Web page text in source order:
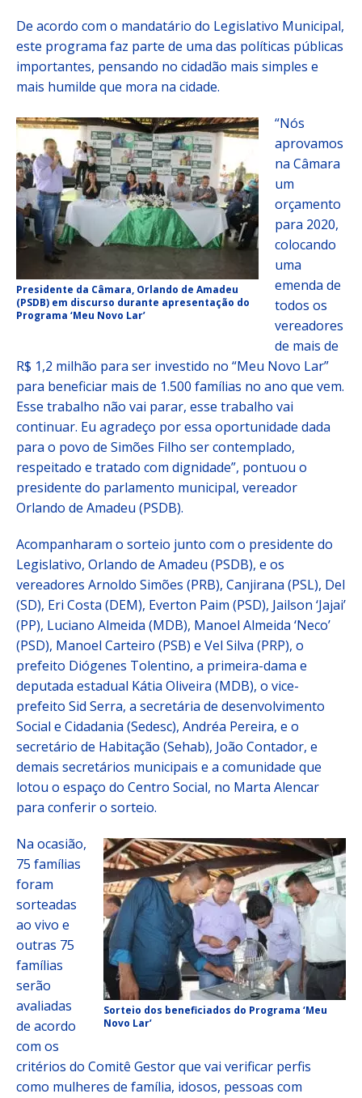
De acordo com o mandatário do Legislativo Municipal,
este programa faz parte de uma das políticas públicas
importantes, pensando no cidadão mais simples e
mais humilde que mora na cidade.
Presidente da Câmara, Orlando de Amadeu
(PSDB) em discurso durante apresentação do
Programa ‘Meu Novo Lar’
“Nós
aprovamos
na Câmara
um
orçamento
para 2020,
colocando
uma
emenda de
todos os
vereadores
de mais de
R$ 1,2 milhão para ser investido no “Meu Novo Lar”
para beneficiar mais de 1.500 famílias no ano que vem.
Esse trabalho não vai parar, esse trabalho vai
continuar. Eu agradeço por essa oportunidade dada
para o povo de Simões Filho ser contemplado,
respeitado e tratado com dignidade”, pontuou o
presidente do parlamento municipal, vereador
Orlando de Amadeu (PSDB).
Acompanharam o sorteio junto com o presidente do
Legislativo, Orlando de Amadeu (PSDB), e os
vereadores Arnoldo Simões (PRB), Canjirana (PSL), Del
(SD), Eri Costa (DEM), Everton Paim (PSD), Jailson ‘Jajai’
(PP), Luciano Almeida (MDB), Manoel Almeida ‘Neco’
(PSD), Manoel Carteiro (PSB) e Vel Silva (PRP), o
prefeito Diógenes Tolentino, a primeira-dama e
deputada estadual Kátia Oliveira (MDB), o vice-
prefeito Sid Serra, a secretária de desenvolvimento
Social e Cidadania (Sedesc), Andréa Pereira, e o
secretário de Habitação (Sehab), João Contador, e
demais secretários municipais e a comunidade que
lotou o espaço do Centro Social, no Marta Alencar
para conferir o sorteio.
Sorteio dos beneficiados do Programa ‘Meu
Novo Lar’
Na ocasião,
75 famílias
foram
sorteadas
ao vivo e
outras 75
famílias
serão
avaliadas
de acordo
com os
critérios do Comitê Gestor que vai verificar perfis
como mulheres de família, idosos, pessoas com